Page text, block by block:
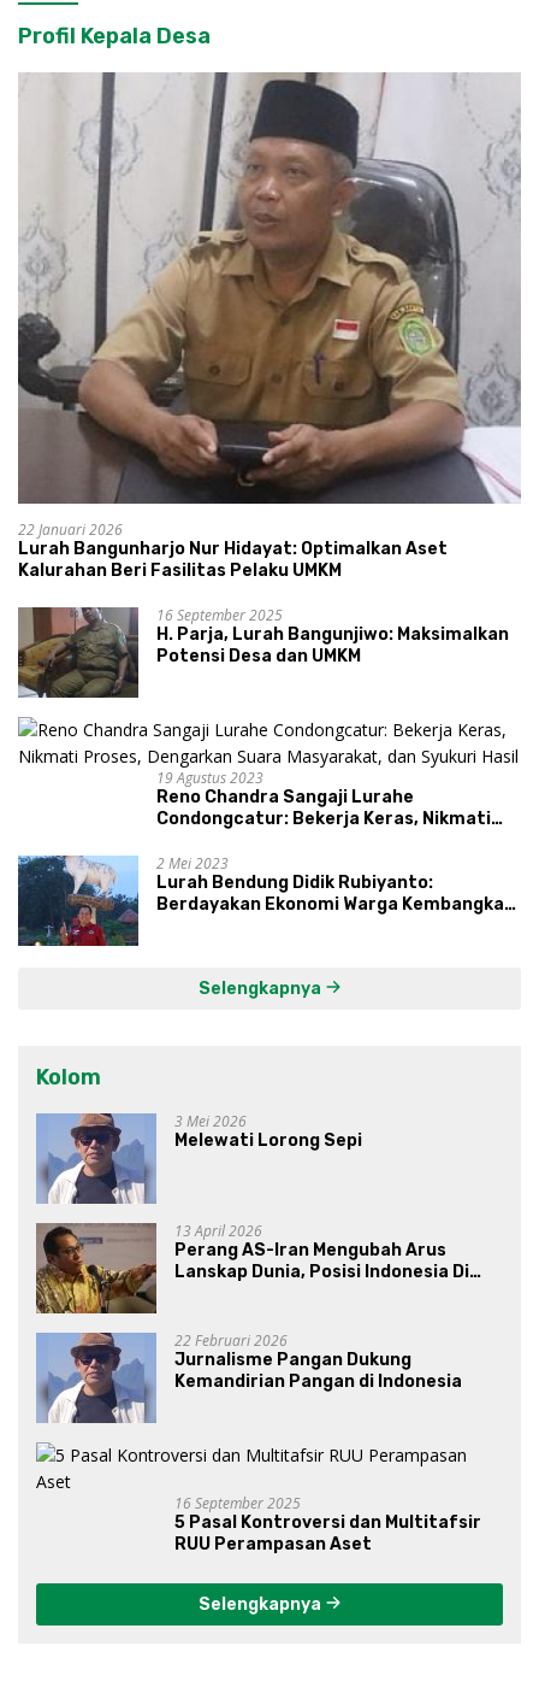
Profil Kepala Desa
22 Januari 2026
Lurah Bangunharjo Nur Hidayat: Optimalkan Aset
Kalurahan Beri Fasilitas Pelaku UMKM
16 September 2025
H. Parja, Lurah Bangunjiwo: Maksimalkan
Potensi Desa dan UMKM
19 Agustus 2023
Reno Chandra Sangaji Lurahe
Condongcatur: Bekerja Keras, Nikmati
dan Syukuri Hasil
2 Mei 2023
Lurah Bendung Didik Rubiyanto:
Berdayakan Ekonomi Warga Kembangkan
Selengkapnya
Kolom
3 Mei 2026
Melewati Lorong Sepi
13 April 2026
Perang AS-Iran Mengubah Arus
Lanskap Dunia, Posisi Indonesia Di
22 Februari 2026
Jurnalisme Pangan Dukung
Kemandirian Pangan di Indonesia
16 September 2025
5 Pasal Kontroversi dan Multitafsir
RUU Perampasan Aset
Selengkapnya